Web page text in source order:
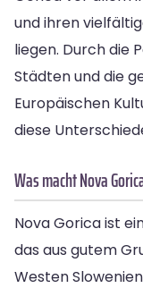
und ihren
liegen. Durch die
Städten und die
Europäischen
diese
Was macht Nova
Nova Gorica ist
das aus gutem
Westen